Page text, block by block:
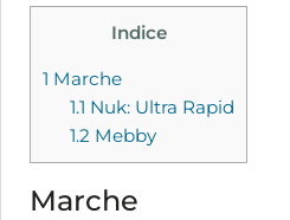
Indice
1 Marche
1.1 Nuk: Ultra Rapid
1.2 Mebby
Marche